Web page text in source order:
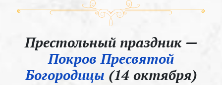
Престольный праздник —
Покров Пресвятой
Богородицы (14 октября)